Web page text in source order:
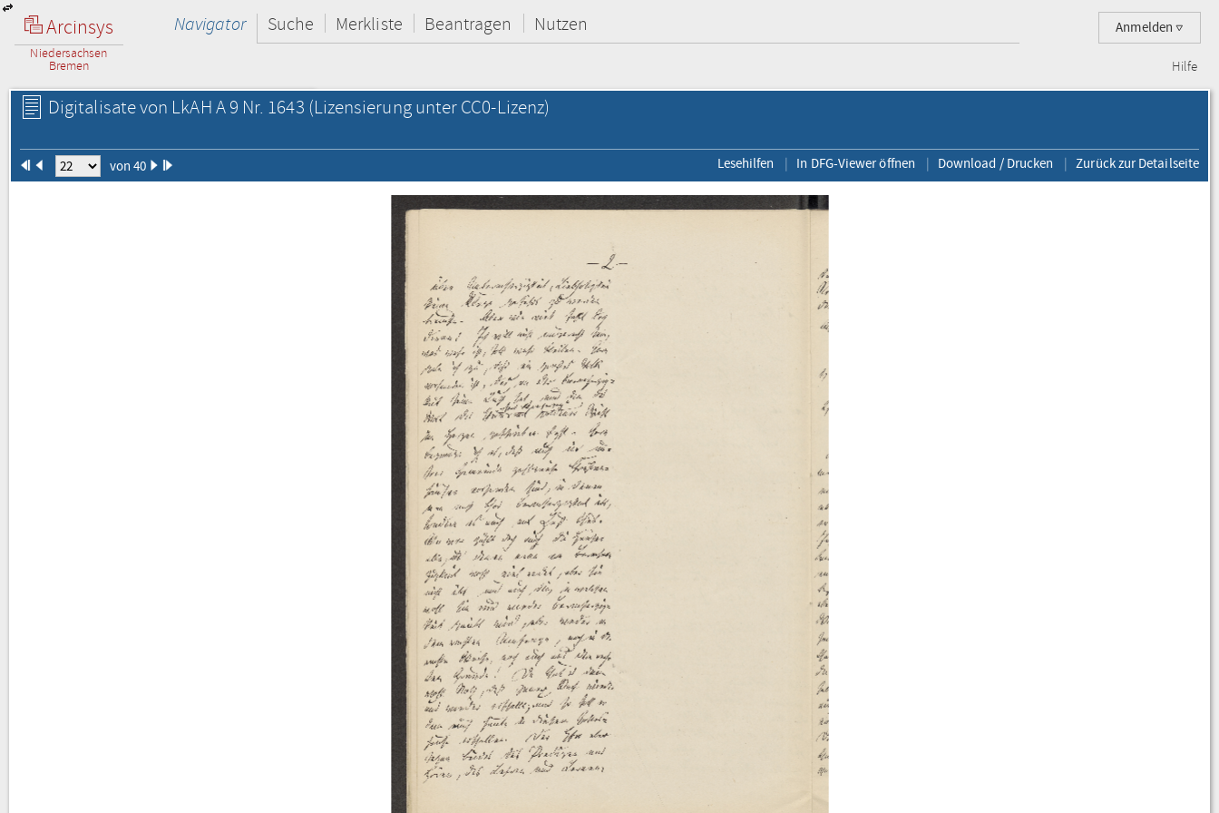
Arcinsys
Niedersachsen
Bremen
Anmelden
Navigator Suche Merkliste Beantragen Nutzen
Hilfe
Digitalisate von LkAH A 9 Nr. 1643 (Lizensierung unter CC0-Lizenz)
von 40 Lesehilfen In DFG-Viewer öffnen Download / Drucken Zurück zur Detailseite